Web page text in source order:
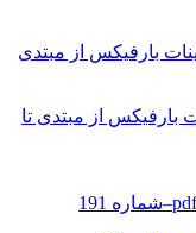
بارفیکس از مبتدی تا